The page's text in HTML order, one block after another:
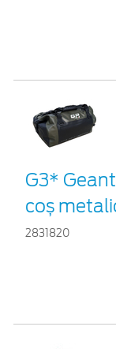
G3*
coș
2831820